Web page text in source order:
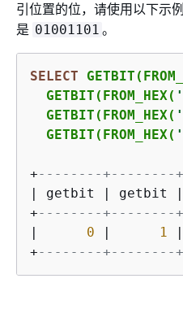
引位置的位，请使用以下示例
是 01001101 。
SELECT
  GETBIT(FROM_HEX(
  GETBIT(FROM_HEX(
  GETBIT(FROM_HEX(
+--------+--------
getbit getbit
+--------+--------
0 1
+--------+--------